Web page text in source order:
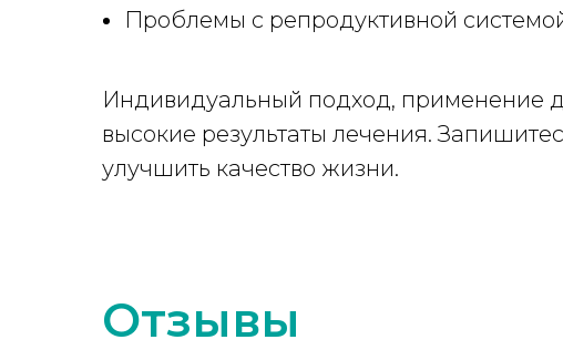
Проблемы с репродуктивной
Индивидуальный подход, применение
высокие результаты лечения.
улучшить качество жизни.
Отзывы